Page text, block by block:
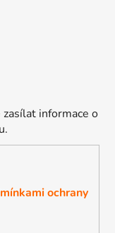
informace o
ochrany